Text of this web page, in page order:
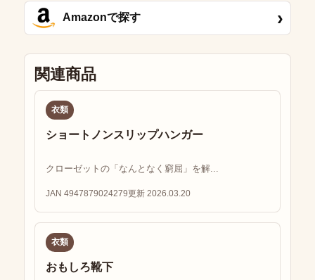
Amazonで探す ›
関連商品
衣類
ショートノンスリップハンガー
クローゼットの「なんとなく窮屈」を解...
JAN 4947879024279更新 2026.03.20
衣類
おもしろ靴下